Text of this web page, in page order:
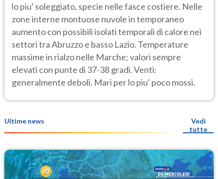
lo piu' soleggiato, specie nelle fasce costiere. Nelle
zone interne montuose nuvole in temporaneo
aumento con possibili isolati temporali di calore nei
settori tra Abruzzo e basso Lazio. Temperature
massime in rialzo nelle Marche; valori sempre
elevati con punte di 37-38 gradi. Venti:
generalmente deboli. Mari per lo piu' poco mossi.
Ultime news
Vedi
tutte